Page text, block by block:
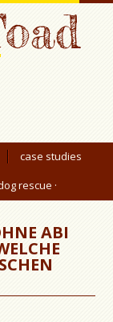
case studies
rescue ·
ABI